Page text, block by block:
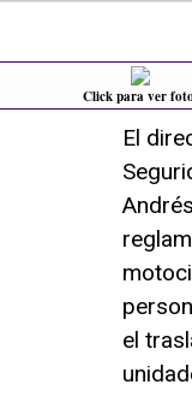
Click para ver
El
el